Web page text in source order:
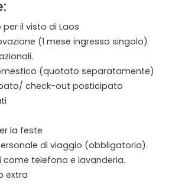
il visto di Laos
(1 mese ingresso singolo)
(quotato separatamente)
check-out posticipato
la feste
di viaggio (obbligatoria).
come telefono e lavanderia.
extra